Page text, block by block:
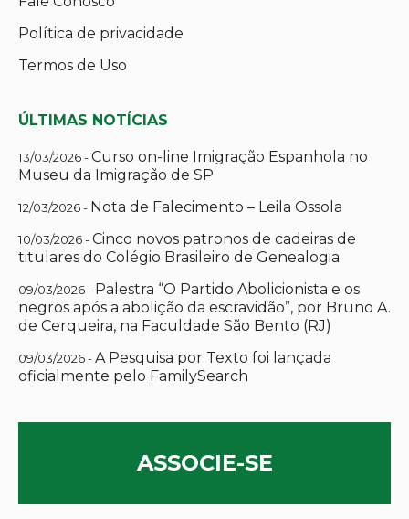
Política de privacidade
Termos de Uso
ÚLTIMAS NOTÍCIAS
13/03/2026 -Curso on-line Imigração Espanhola no
Museu da Imigração de SP
12/03/2026 - Nota de Falecimento – Leila Ossola
10/03/2026 -Cinco novos patronos de cadeiras de
titulares do Colégio Brasileiro de Genealogia
09/03/2026 - Palestra “O Partido Abolicionista e os
negros após a abolição da escravidão”, por Bruno A.
de Cerqueira, na Faculdade São Bento (RJ)
09/03/2026 -A Pesquisa por Texto foi lançada
oficialmente pelo FamilySearch
ASSOCIE-SE